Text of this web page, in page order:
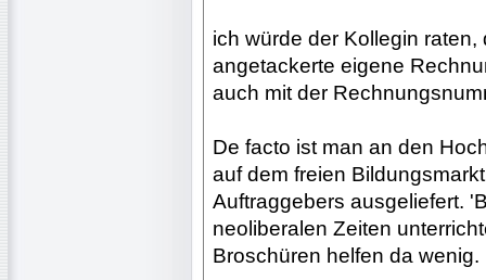
ich würde der Kollegin
angetackerte eigene
auch mit der
De facto ist man an den
auf dem freien
Auftraggebers ausgeliefert.
neoliberalen Zeiten
Broschüren helfen da wenig.